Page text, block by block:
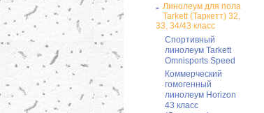
- Линолеум для пола
Tarkett (Таркетт) 32,
33, 34/43 класс
Cпортивный
линолеум Tarkett
Omnisports Speed
Коммерческий
гомогенный
линолеум Horizon
43 класс